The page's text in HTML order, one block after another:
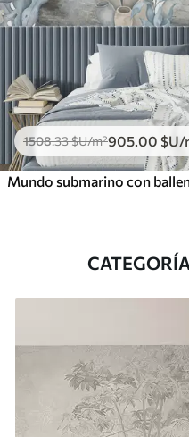
1508.33$U/m²905.00 $U/